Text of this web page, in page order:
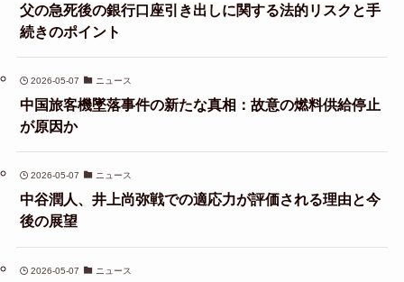
父の急死後の銀行口座引き出しに関する法的リスクと手
続きのポイント
2026-05-07 ニュース
中国旅客機墜落事件の新たな真相：故意の燃料供給停止
が原因か
2026-05-07 ニュース
中谷潤人、井上尚弥戦での適応力が評価される理由と今
後の展望
2026-05-07 ニュース